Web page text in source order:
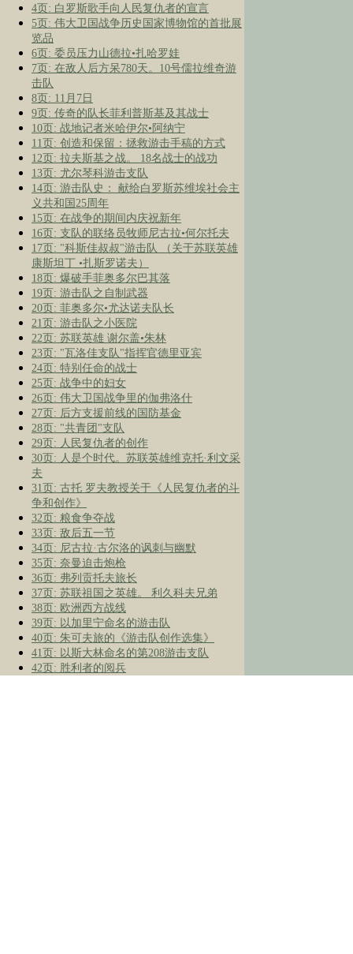
4页: 白罗斯歌手向人民复仇者的宣言
5页: 伟大卫国战争历史国家博物馆的首批展
览品
6页: 委员压力山德拉•扎哈罗娃
7页: 在敌人后方呆780天。10号儒拉维奇游
击队
8页: 11月7日
9页: 传奇的队长菲利普斯基及其战士
10页: 战地记者米哈伊尔•阿纳宁
11页: 创造和保留：拯救游击手稿的方式
12页: 拉夫斯基之战。 18名战士的战功
13页: 尤尔琴科游击支队
14页: 游击队史： 献给白罗斯苏维埃社会主
义共和国25周年
15页: 在战争的期间内庆祝新年
16页: 支队的联络员牧师尼古拉•何尔托夫
17页: "科斯佳叔叔"游击队 （关于苏联英雄
康斯坦丁 •扎斯罗诺夫）
18页: 爆破手菲奥多尔巴其落
19页: 游击队之自制武器
20页: 菲奥多尔•尤达诺夫队长
21页: 游击队之小医院
22页: 苏联英雄 谢尔盖•朱林
23页: "瓦洛佳支队"指挥官德里亚宾
24页: 特别任命的战士
25页: 战争中的妇女
26页: 伟大卫国战争里的伽弗洛什
27页: 后方支援前线的国防基金
28页: "共青团"支队
29页: 人民复仇者的创作
30页: 人是个时代。苏联英雄维克托·利文采
夫
31页: 古托 罗夫教授关于《人民复仇者的斗
争和创作》
32页: 粮食争夺战
33页: 敌后五一节
34页: 尼古拉·古尔洛的讽刺与幽默
35页: 奈曼迫击炮枪
36页: 弗列贡托夫旅长
37页: 苏联祖国之英雄。 利久科夫兄弟
38页: 欧洲西方战线
39页: 以加里宁命名的游击队
40页: 朱可夫旅的《游击队创作选集》
41页: 以斯大林命名的第208游击支队
42页: 胜利者的阅兵